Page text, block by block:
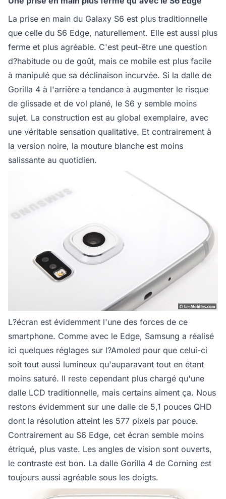
La prise en main du Galaxy S6 est plus traditionnelle
que celle du S6 Edge, naturellement. Elle est aussi plus
ferme et plus agréable. C'est peut-être une question
d?habitude ou de goût, mais ce mobile est plus facile
à manipulé que sa déclinaison incurvée. Si la dalle de
Gorilla 4 à l'arrière a tendance à augmenter le risque
de glissade et de vol plané, le S6 y semble moins
sujet. La construction est au global exemplaire, avec
une véritable sensation qualitative. Et contrairement à
la version noire, la mouture blanche est moins
salissante au quotidien.
L?écran est évidemment l'une des forces de ce
smartphone. Comme avec le Edge, Samsung a réalisé
ici quelques réglages sur l?Amoled pour que celui-ci
soit tout aussi lumineux qu'auparavant tout en étant
moins saturé. Il reste cependant plus chargé qu'une
dalle LCD traditionnelle, mais certains aiment ça. Nous
restons évidemment sur une dalle de 5,1 pouces QHD
dont la résolution atteint les 577 pixels par pouce.
Contrairement au S6 Edge, cet écran semble moins
étriqué, plus vaste. Les angles de vision sont ouverts,
le contraste est bon. La dalle Gorilla 4 de Corning est
toujours aussi agréable sous les doigts.